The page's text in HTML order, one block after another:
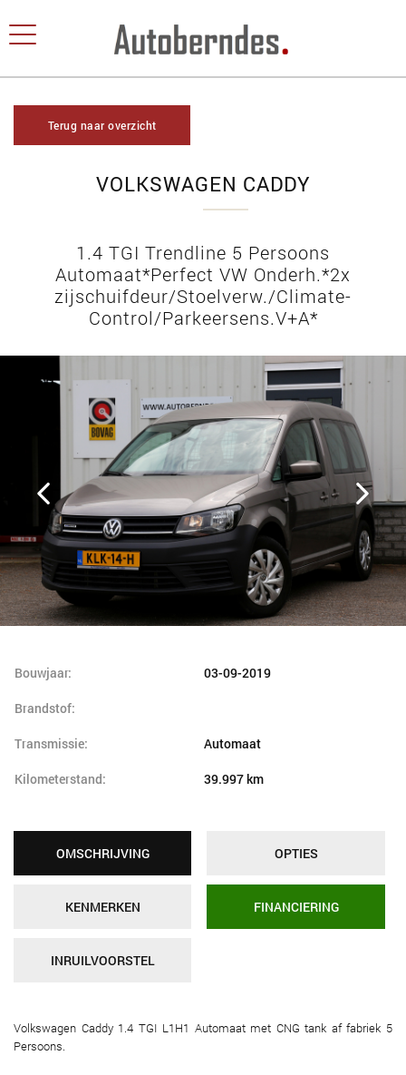
Terug naar overzicht
VOLKSWAGEN CADDY
1.4 TGI Trendline 5 Persoons
Automaat*Perfect VW Onderh.*2x
zijschuifdeur/Stoelverw./Climate-
Control/Parkeersens.V+A*
Bouwjaar: 03-09-2019
Brandstof:
Transmissie: Automaat
Kilometerstand: 39.997 km
OMSCHRIJVING OPTIES
KENMERKEN FINANCIERING
INRUILVOORSTEL
Volkswagen Caddy 1.4 TGI L1H1 Automaat met CNG tank af fabriek 5
Persoons.